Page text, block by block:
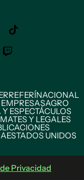
REFERÍNACIONAL
AGRO
ESPECTÁCULOS
Y LEGALES
ESTADOS UNIDOS
Privacidad